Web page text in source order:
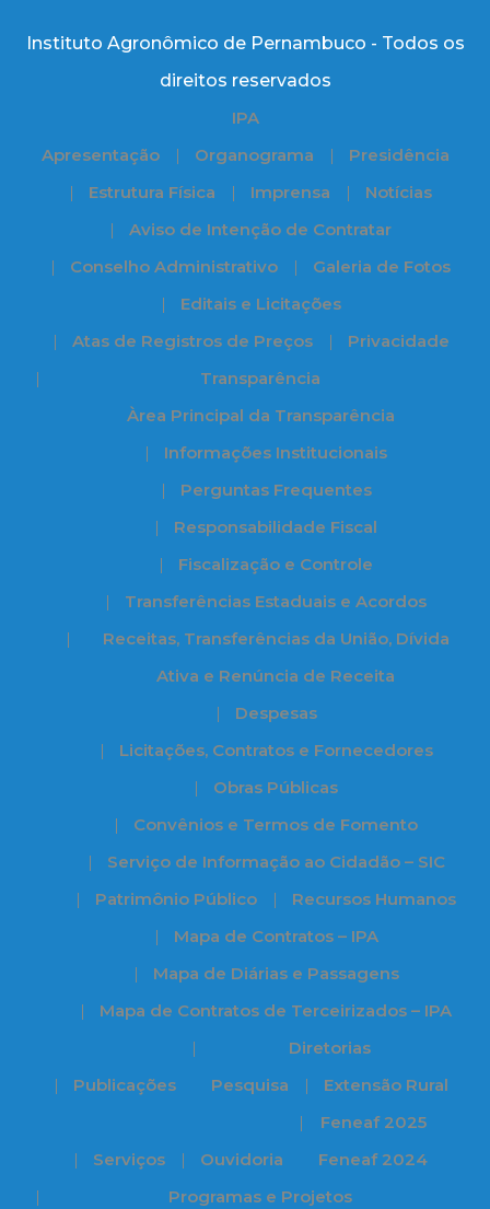
Instituto Agronômico de Pernambuco - Todos os
direitos reservados
IPA
Apresentação
Organograma
Presidência
Estrutura Física
Imprensa
Notícias
Aviso de Intenção de Contratar
Conselho Administrativo
Galeria de Fotos
Editais e Licitações
Atas de Registros de Preços
Privacidade
Transparência
Àrea Principal da Transparência
Informações Institucionais
Perguntas Frequentes
Responsabilidade Fiscal
Fiscalização e Controle
Transferências Estaduais e Acordos
Receitas, Transferências da União, Dívida
Ativa e Renúncia de Receita
Despesas
Licitações, Contratos e Fornecedores
Obras Públicas
Convênios e Termos de Fomento
Serviço de Informação ao Cidadão – SIC
Patrimônio Público
Recursos Humanos
Mapa de Contratos – IPA
Mapa de Diárias e Passagens
Mapa de Contratos de Terceirizados – IPA
Publicações
Diretorias
Pesquisa
Extensão Rural
Serviços Ouvidoria
Feneaf 2025
Feneaf 2024
Programas e Projetos